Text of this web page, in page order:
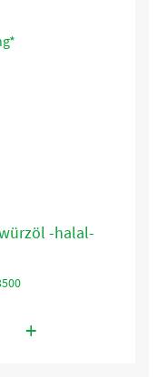
-halal-
+